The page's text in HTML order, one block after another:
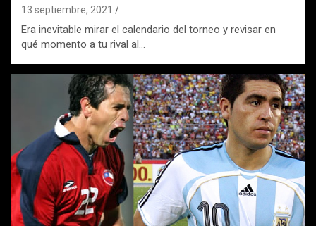
13 septiembre, 2021
Era inevitable mirar el calendario del torneo y revisar en
qué momento a tu rival al…